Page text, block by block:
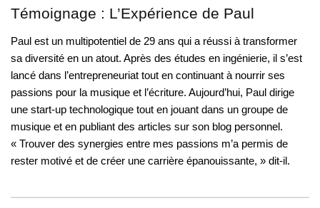
Témoignage : L’Expérience de Paul
Paul est un multipotentiel de 29 ans qui a réussi à transformer
sa diversité en un atout. Après des études en ingénierie, il s’est
lancé dans l’entrepreneuriat tout en continuant à nourrir ses
passions pour la musique et l’écriture. Aujourd’hui, Paul dirige
une start-up technologique tout en jouant dans un groupe de
musique et en publiant des articles sur son blog personnel.
« Trouver des synergies entre mes passions m’a permis de
rester motivé et de créer une carrière épanouissante, » dit-il.